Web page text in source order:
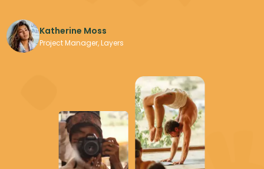
Katherine Moss
Adventure Explorer
Katherine Moss
Project Manager, Layers